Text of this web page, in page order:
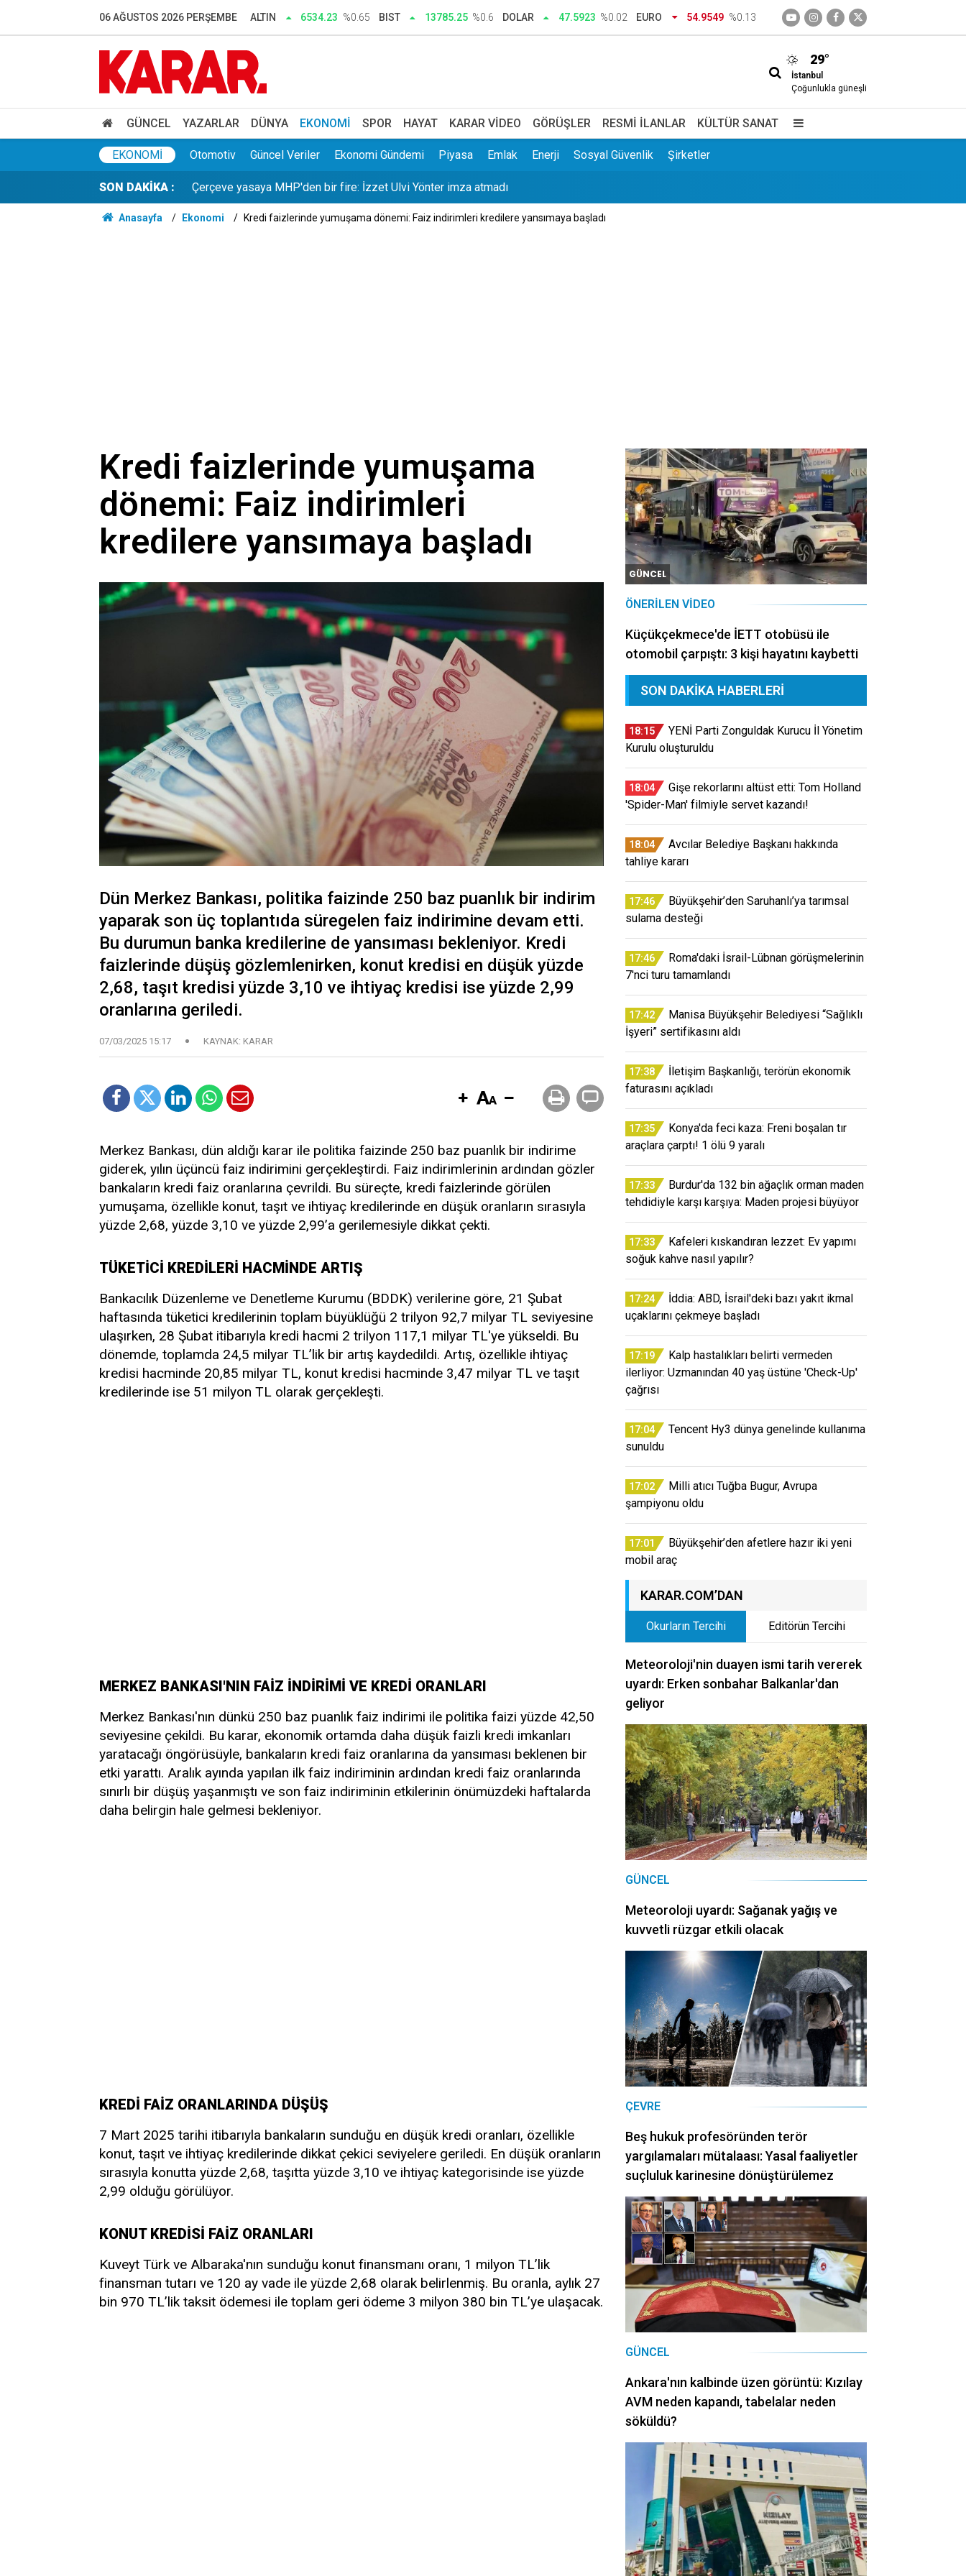
06 AĞUSTOS 2026 PERŞEMBE ALTIN 6534.23 %0.65 BIST 13785.25 %0.6 DOLAR 47.5923 %0.02 EURO 54.9549 %0.13
29°
İstanbul
Çoğunlukla güneşli
GÜNCEL YAZARLAR DÜNYA EKONOMI SPOR HAYAT KARAR VIDEO GÖRÜŞLER RESMI İLANLAR KÜLTÜR SANAT
EKONOMI Otomotiv Güncel Veriler Ekonomi Gündemi Piyasa Emlak Enerji Sosyal Güvenlik Şirketler
SON DAKİKA :
Burdur'da 132 bin ağaçlık orman maden tehdidiyle karşı karşıya: Maden projesi büyüyor
Bakan Fidan'dan Suriye hatırlatması: Süreç devam ediyor
Çerçeve yasaya MHP'den bir fire: İzzet Ulvi Yönter imza atmadı
Klibinde tüfek kullanmıştı: Rapçi Yüşa Keskin gözaltına alındı
TMO fındık alım fiyatlarını açıkladı: Üreticinin 350 liralık beklentisinin altında kaldı
Anasayfa Ekonomi Kredi faizlerinde yumuşama dönemi: Faiz indirimleri kredilere yansımaya başladı
Kredi faizlerinde yumuşama
dönemi: Faiz indirimleri
kredilere yansımaya başladı
Dün Merkez Bankası, politika faizinde 250 baz puanlık bir indirim
yaparak son üç toplantıda süregelen faiz indirimine devam etti.
Bu durumun banka kredilerine de yansıması bekleniyor. Kredi
faizlerinde düşüş gözlemlenirken, konut kredisi en düşük yüzde
2,68, taşıt kredisi yüzde 3,10 ve ihtiyaç kredisi ise yüzde 2,99
oranlarına geriledi.
07/03/2025 15:17 KAYNAK: KARAR
Merkez Bankası, dün aldığı karar ile politika faizinde 250 baz puanlık bir indirime
giderek, yılın üçüncü faiz indirimini gerçekleştirdi. Faiz indirimlerinin ardından gözler
bankaların kredi faiz oranlarına çevrildi. Bu süreçte, kredi faizlerinde görülen
yumuşama, özellikle konut, taşıt ve ihtiyaç kredilerinde en düşük oranların sırasıyla
yüzde 2,68, yüzde 3,10 ve yüzde 2,99’a gerilemesiyle dikkat çekti.
TÜKETİCİ KREDİLERİ HACMİNDE ARTIŞ
Bankacılık Düzenleme ve Denetleme Kurumu (BDDK) verilerine göre, 21 Şubat
haftasında tüketici kredilerinin toplam büyüklüğü 2 trilyon 92,7 milyar TL seviyesine
ulaşırken, 28 Şubat itibarıyla kredi hacmi 2 trilyon 117,1 milyar TL'ye yükseldi. Bu
dönemde, toplamda 24,5 milyar TL’lik bir artış kaydedildi. Artış, özellikle ihtiyaç
kredisi hacminde 20,85 milyar TL, konut kredisi hacminde 3,47 milyar TL ve taşıt
kredilerinde ise 51 milyon TL olarak gerçekleşti.
MERKEZ BANKASI'NIN FAİZ İNDİRİMİ VE KREDİ ORANLARI
Merkez Bankası'nın dünkü 250 baz puanlık faiz indirimi ile politika faizi yüzde 42,50
seviyesine çekildi. Bu karar, ekonomik ortamda daha düşük faizli kredi imkanları
yaratacağı öngörüsüyle, bankaların kredi faiz oranlarına da yansıması beklenen bir
etki yarattı. Aralık ayında yapılan ilk faiz indiriminin ardından kredi faiz oranlarında
sınırlı bir düşüş yaşanmıştı ve son faiz indiriminin etkilerinin önümüzdeki haftalarda
daha belirgin hale gelmesi bekleniyor.
KREDİ FAİZ ORANLARINDA DÜŞÜŞ
7 Mart 2025 tarihi itibarıyla bankaların sunduğu en düşük kredi oranları, özellikle
konut, taşıt ve ihtiyaç kredilerinde dikkat çekici seviyelere geriledi. En düşük oranların
sırasıyla konutta yüzde 2,68, taşıtta yüzde 3,10 ve ihtiyaç kategorisinde ise yüzde
2,99 olduğu görülüyor.
KONUT KREDİSİ FAİZ ORANLARI
Kuveyt Türk ve Albaraka'nın sunduğu konut finansmanı oranı, 1 milyon TL’lik
finansman tutarı ve 120 ay vade ile yüzde 2,68 olarak belirlenmiş. Bu oranla, aylık 27
bin 970 TL’lik taksit ödemesi ile toplam geri ödeme 3 milyon 380 bin TL’ye ulaşacak.
GÜNCEL
ÖNERILEN VIDEO
Küçükçekmece'de İETT otobüsü ile
otomobil çarpıştı: 3 kişi hayatını kaybetti
SON DAKIKA HABERLERI
18:15
YENİ Parti Zonguldak Kurucu İl Yönetim
Kurulu oluşturuldu
18:04
Gişe rekorlarını altüst etti: Tom Holland
'Spider-Man' filmiyle servet kazandı!
18:04
Avcılar Belediye Başkanı hakkında
tahliye kararı
17:46
Büyükşehir’den Saruhanlı’ya tarımsal
sulama desteği
17:46
Roma'daki İsrail-Lübnan görüşmelerinin
7'nci turu tamamlandı
17:42
Manisa Büyükşehir Belediyesi “Sağlıklı
İşyeri” sertifikasını aldı
17:38
İletişim Başkanlığı, terörün ekonomik
faturasını açıkladı
17:35
Konya'da feci kaza: Freni boşalan tır
araçlara çarptı! 1 ölü 9 yaralı
17:33
Burdur'da 132 bin ağaçlık orman maden
tehdidiyle karşı karşıya: Maden projesi büyüyor
17:33
Kafeleri kıskandıran lezzet: Ev yapımı
soğuk kahve nasıl yapılır?
17:24
İddia: ABD, İsrail'deki bazı yakıt ikmal
uçaklarını çekmeye başladı
17:19
Kalp hastalıkları belirti vermeden
ilerliyor: Uzmanından 40 yaş üstüne 'Check-Up'
çağrısı
17:04
Tencent Hy3 dünya genelinde kullanıma
sunuldu
17:02
Milli atıcı Tuğba Bugur, Avrupa
şampiyonu oldu
17:01
Büyükşehir’den afetlere hazır iki yeni
mobil araç
KARAR.COM’DAN
Okurların Tercihi Editörün Tercihi
Meteoroloji'nin duayen ismi tarih vererek
uyardı: Erken sonbahar Balkanlar'dan
geliyor
GÜNCEL
Meteoroloji uyardı: Sağanak yağış ve
kuvvetli rüzgar etkili olacak
ÇEVRE
Beş hukuk profesöründen terör
yargılamaları mütalaası: Yasal faaliyetler
suçluluk karinesine dönüştürülemez
GÜNCEL
Ankara'nın kalbinde üzen görüntü: Kızılay
AVM neden kapandı, tabelalar neden
söküldü?